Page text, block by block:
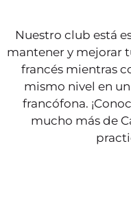
Nuestro club está
mantener y mejorar
francés mientras
mismo nivel en
francófona.
mucho más de